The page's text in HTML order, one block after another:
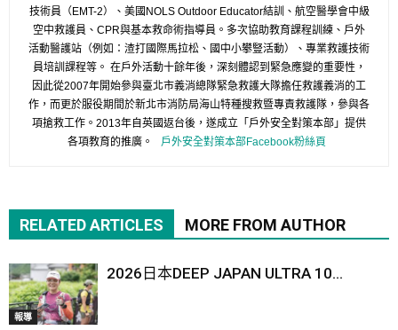
技術員（EMT-2）、美國NOLS Outdoor Educator結訓、航空醫學會中級
空中救護員、CPR與基本救命術指導員。多次協助教育課程訓練、戶外
活動醫護站（例如：渣打國際馬拉松、國中小攀豎活動）、專業救護技術
員培訓課程等。 在戶外活動十餘年後，深刻體認到緊急應變的重要性，
因此從2007年開始參與臺北市義消總隊緊急救護大隊擔任救護義消的工
作，而更於服役期間於新北市消防局海山特種搜救暨專責救護隊，參與各
項搶救工作。2013年自英國返台後，遂成立「戶外安全對策本部」提供
各項教育的推廣。
戶外安全對策本部Facebook粉絲頁
RELATED ARTICLES MORE FROM AUTHOR
報導
2026日本DEEP JAPAN ULTRA 10...